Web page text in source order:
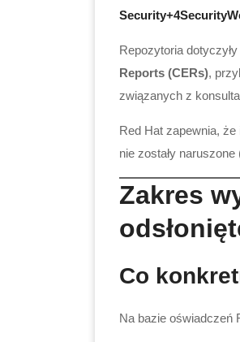
Repozytoria
Reports (CERs),
związanych z
Red Hat zapewnia, że
nie zostały
Zakres
Co
Na bazie oświadczeń